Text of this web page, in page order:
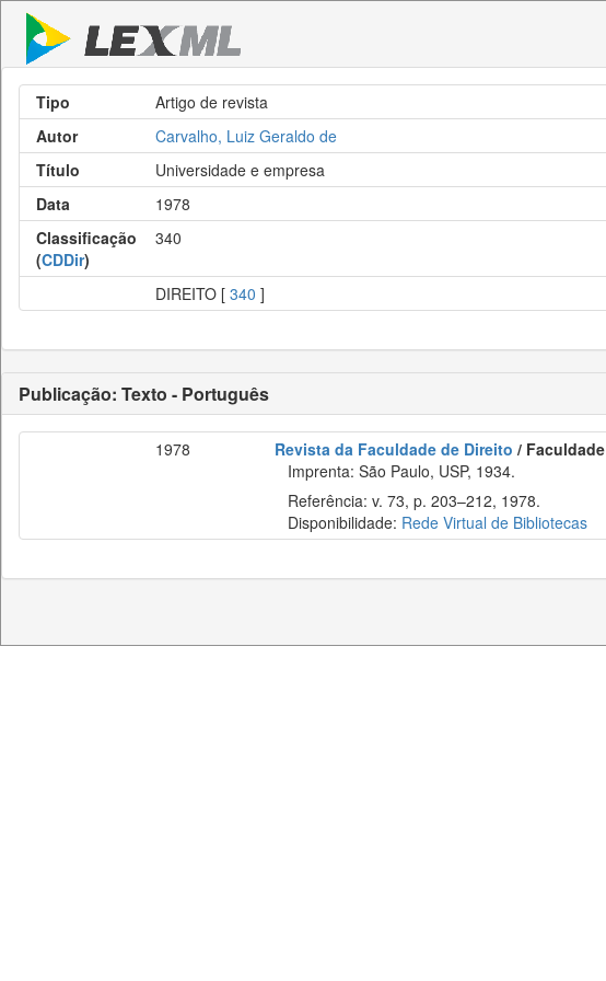
Tipo
Artigo de revista
Autor
Carvalho, Luiz Geraldo de
Título
Universidade e empresa
Data
1978
Classificação
(CDDir)
340
DIREITO [ 340 ]
Publicação: Texto - Português
1978 Revista da Faculdade de Direito /
Imprenta: São Paulo, USP, 1934.
Referência: v. 73, p. 203–212, 1978.
Disponibilidade: Rede Virtual de Bibliotecas